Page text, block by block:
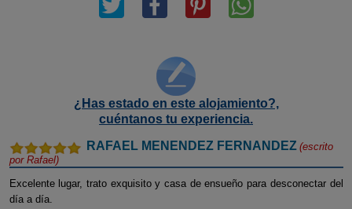
¿Has estado en este alojamiento?,
cuéntanos tu experiencia.
RAFAEL MENENDEZ FERNANDEZ (escrito
por Rafael)
Excelente lugar, trato exquisito y casa de ensueño para desconectar del
día a día.